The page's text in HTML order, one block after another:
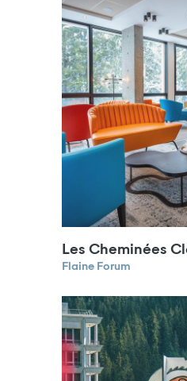
Les Cheminées
Flaine Forum